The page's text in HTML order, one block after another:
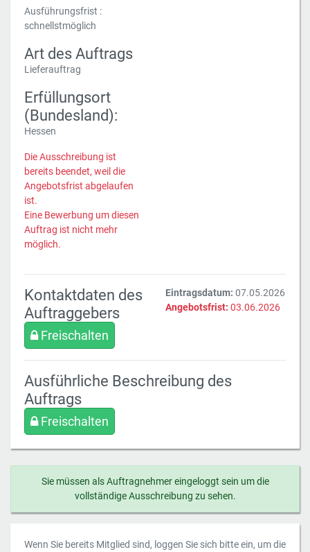
Ausführungsfrist :
schnellstmöglich
Art des Auftrags
Lieferauftrag
Erfüllungsort
(Bundesland):
Hessen
Die Ausschreibung ist
bereits beendet, weil die
Angebotsfrist abgelaufen
ist.
Eine Bewerbung um diesen
Auftrag ist nicht mehr
möglich.
Kontaktdaten des
Auftraggebers
Freischalten
Eintragsdatum: 07.05.2026
Angebotsfrist: 03.06.2026
Ausführliche Beschreibung des
Auftrags
Freischalten
Sie müssen als Auftragnehmer eingeloggt sein um die
vollständige Ausschreibung zu sehen.
Wenn Sie bereits Mitglied sind, loggen Sie sich bitte ein, um die